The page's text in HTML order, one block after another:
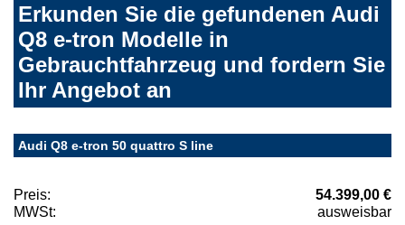
Erkunden Sie die gefundenen Audi
Q8 e-tron Modelle in
Gebrauchtfahrzeug und fordern Sie
Ihr Angebot an
Audi Q8 e-tron 50 quattro S line
Preis:
54.399,00 €
MWSt:
ausweisbar